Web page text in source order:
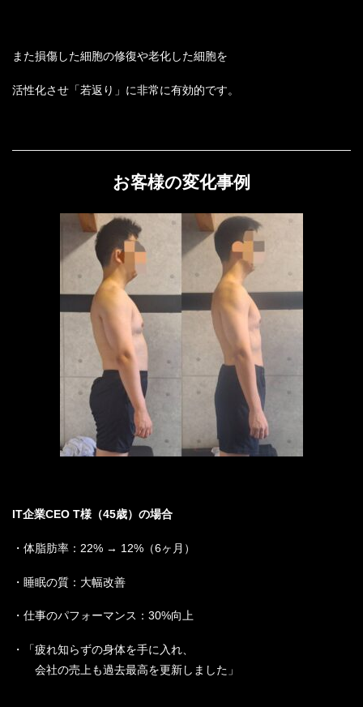
また損傷した細胞の修復や老化した細胞を
活性化させ「若返り」に非常に有効的です。
お客様の変化事例
IT企業CEO T様（45歳）の場合
・体脂肪率：22% → 12%（6ヶ月）
・睡眠の質：大幅改善
・仕事のパフォーマンス：30%向上
・「疲れ知らずの身体を手に入れ、
会社の売上も過去最高を更新しました」